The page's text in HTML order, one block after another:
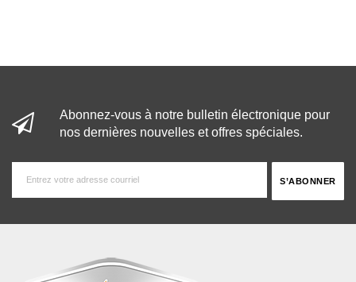
Abonnez-vous à notre bulletin électronique pour
nos dernières nouvelles et offres spéciales.